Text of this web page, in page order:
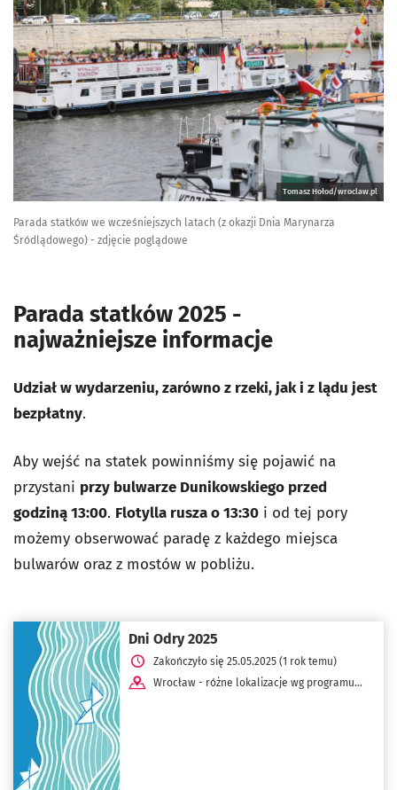
Tomasz Hołod/wroclaw.pl
Parada statków we wcześniejszych latach (z okazji Dnia Marynarza
Śródlądowego) - zdjęcie poglądowe
Parada statków 2025 -
najważniejsze informacje
Udział w wydarzeniu, zarówno z rzeki, jak i z lądu jest
bezpłatny.
Aby wejść na statek powinniśmy się pojawić na
przystani przy bulwarze Dunikowskiego przed
godziną 13:00. Flotylla rusza o 13:30 i od tej pory
możemy obserwować paradę z każdego miejsca
bulwarów oraz z mostów w pobliżu.
Dni Odry 2025
Zakończyło się 25.05.2025 (1 rok temu)
Wrocław - różne lokalizacje wg programu